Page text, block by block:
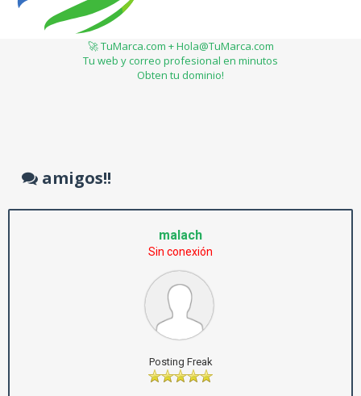
🚀 TuMarca.com + Hola@TuMarca.com
Tu web y correo profesional en minutos
Obten tu dominio!
amigos!!
malach
Sin conexión
Posting Freak